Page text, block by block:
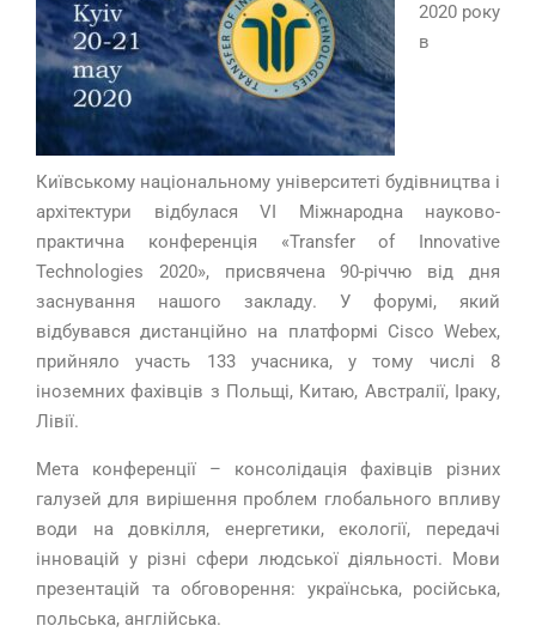
2020 року
в
Київському національному університеті будівництва і
архітектури відбулася VI Міжнародна науково-
практична конференція «Transfer of
Innovative
Technologies 2020», присвячена 90-річчю від дня
заснування нашого закладу. У форумі, який
відбувався дистанційно на платформі Cisco Webex,
прийняло участь 133 учасника, у тому числі 8
іноземних фахівців з Польщі, Китаю, Австралії, Іраку,
Лівії.
Мета конференції – консолідація фахівців різних
галузей для вирішення проблем глобального впливу
води на довкілля, енергетики, екології, передачі
інновацій у різні сфери людської діяльності. Мови
презентацій та обговорення: українська, російська,
польська, англійська.